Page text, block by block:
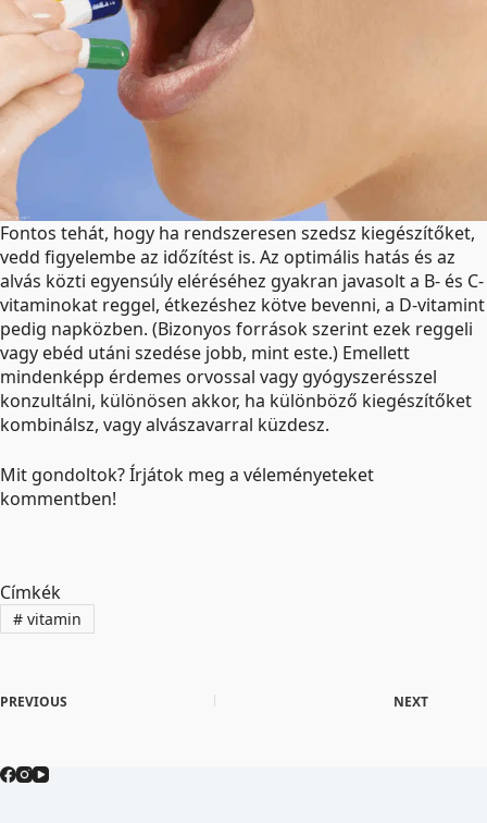
Fontos tehát, hogy ha rendszeresen szedsz kiegészítőket,
vedd figyelembe az időzítést is. Az optimális hatás és az
alvás közti egyensúly eléréséhez gyakran javasolt a B- és C-
vitaminokat reggel, étkezéshez kötve bevenni, a D-vitamint
pedig napközben. (Bizonyos források szerint ezek reggeli
vagy ebéd utáni szedése jobb, mint este.) Emellett
mindenképp érdemes orvossal vagy gyógyszerésszel
konzultálni, különösen akkor, ha különböző kiegészítőket
kombinálsz, vagy alvászavarral küzdesz.
Mit gondoltok? Írjátok meg a véleményeteket
kommentben!
Címkék
#vitamin
PREVIOUS NEXT